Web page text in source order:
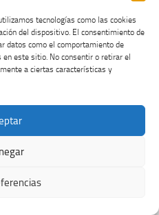
tecnologías como las cookies
del dispositivo. El consentimiento de
datos como el comportamiento de
este sitio. No consentir o retirar el
a ciertas características y